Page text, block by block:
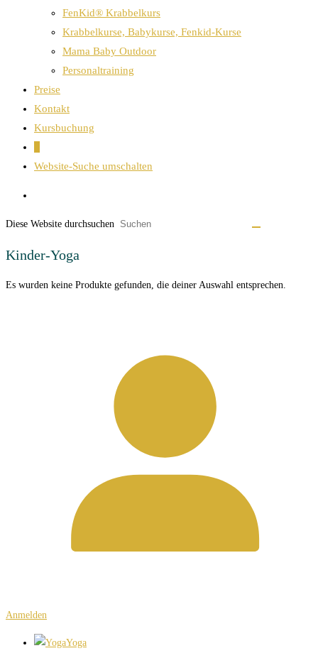
FenKid® Krabbelkurs
Krabbelkurse, Babykurse, Fenkid-Kurse
Mama Baby Outdoor
Personaltraining
Preise
Kontakt
Kursbuchung
Website-Suche umschalten
Diese Website durchsuchen
Kinder-Yoga
Es wurden keine Produkte gefunden, die deiner Auswahl entsprechen.
Anmelden
Yoga